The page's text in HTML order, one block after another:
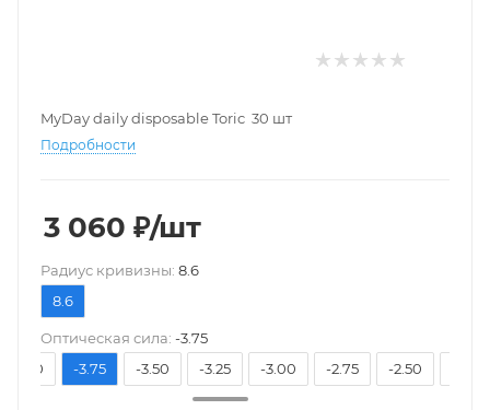
MyDay daily disposable Toric 30 шт
Подробности
3 060 ₽/шт
Pадиус кривизны: 8.6
8.6
Оптическая сила: -3.75
-4.00
-3.75 -3.50 -3.25 -3.00 -2.75 -2.50